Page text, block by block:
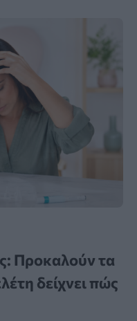
Προκαλούν τα
δείχνει πώς